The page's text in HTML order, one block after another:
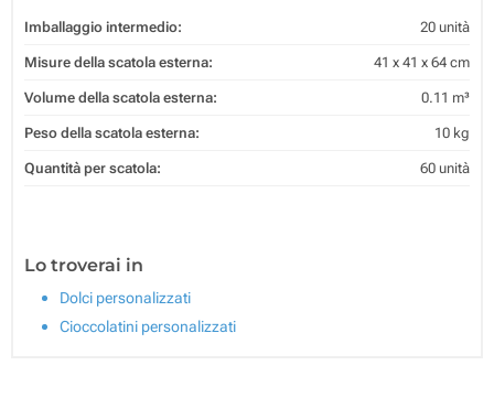
Imballaggio intermedio: 20 unità
Misure della scatola esterna: 41 x 41 x 64 cm
Volume della scatola esterna: 0.11 m³
Peso della scatola esterna: 10 kg
Quantità per scatola: 60 unità
Lo troverai in
Dolci personalizzati
Cioccolatini personalizzati